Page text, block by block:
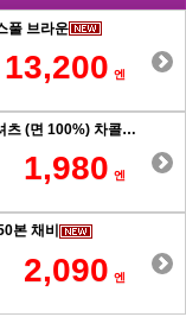
풀 브라운
13,200 엔
New 로고 디자인 SESSYA 반팔 티셔츠 (면 100%) 차콜
1,980 엔
본 채비
2,090 엔